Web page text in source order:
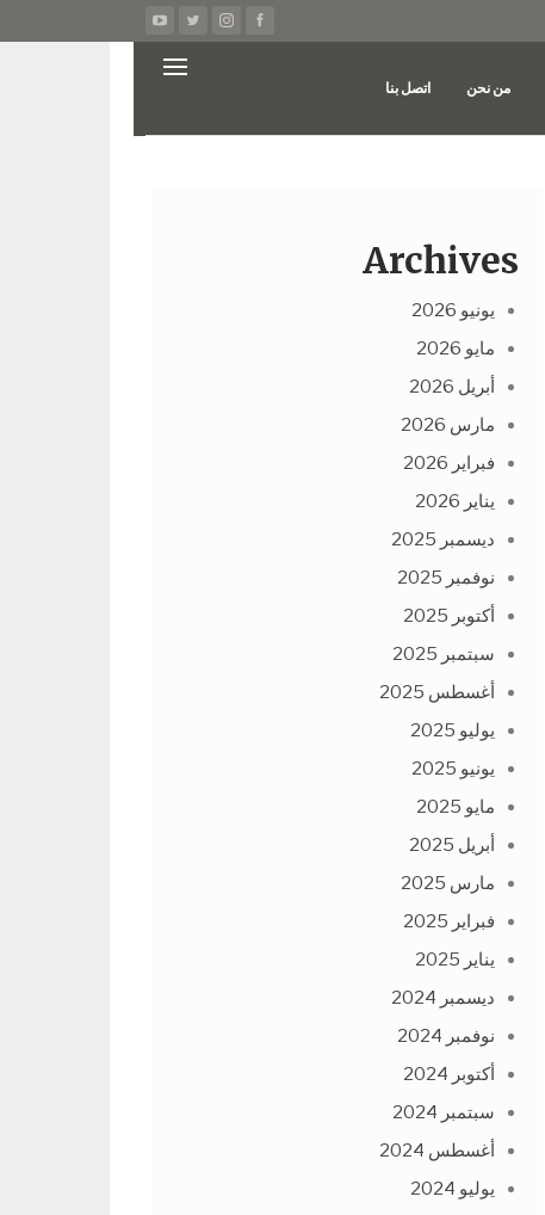
من نحن اتصل بنا
Archives
يونيو 2026
مايو 2026
أبريل 2026
مارس 2026
فبراير 2026
يناير 2026
ديسمبر 2025
نوفمبر 2025
أكتوبر 2025
سبتمبر 2025
أغسطس 2025
يوليو 2025
يونيو 2025
مايو 2025
أبريل 2025
مارس 2025
فبراير 2025
يناير 2025
ديسمبر 2024
نوفمبر 2024
أكتوبر 2024
سبتمبر 2024
أغسطس 2024
يوليو 2024